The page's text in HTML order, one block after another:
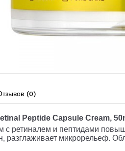
(0)
Peptide Capsule Cream,
с ретиналем и пептидами
разглаживает микрорельеф.